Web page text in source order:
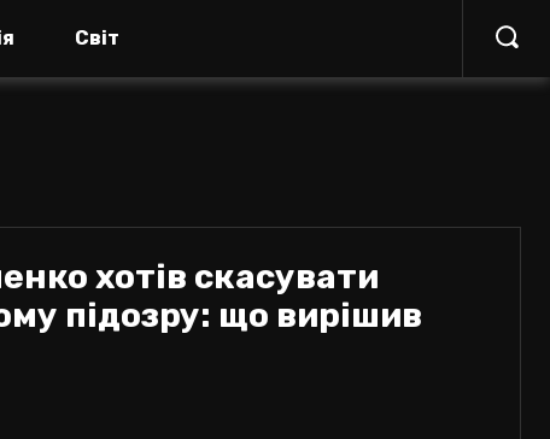
Світ
хотів скасувати
підозру: що вирішив